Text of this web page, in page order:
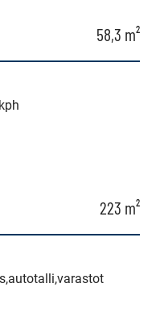
58,3 m²
223 m²